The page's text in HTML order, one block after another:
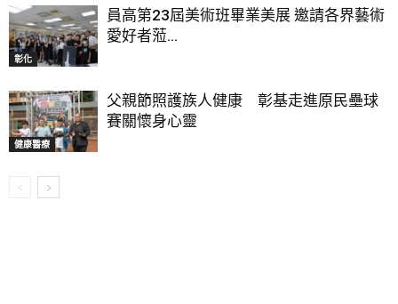
彰化
員高第23屆美術班畢業美展 邀請各界藝術
愛好者蒞...
健康醫療
父親節照護族人健康 彰基走進原民壘球
賽關懷身心靈